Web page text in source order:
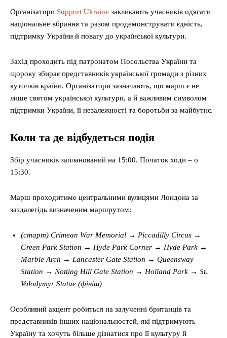
Організатори Support Ukraine закликають учасників одягати
національне вбрання та разом продемонструвати єдність,
підтримку України й повагу до української культури.
Захід проходить під патронатом Посольства України та
щороку збирає представників української громади з різних
куточків країни. Організатори зазначають, що марш є не
лише святом української культури, а й важливим символом
підтримки України, її незалежності та боротьби за майбутнє.
Коли та де відбудеться подія
Збір учасників запланований на 15:00. Початок ходи – о
15:30.
Марш проходитиме центральними вулицями Лондона за
заздалегідь визначеним маршрутом:
(старт) Crimean War Memorial → Piccadilly Circus →
Green Park Station → Hyde Park Corner → Hyde Park →
Marble Arch → Lancaster Gate Station → Queensway
Station → Notting Hill Gate Station → Holland Park → St.
Volodymyr Statue (фініш)
Особливий акцент робиться на залученні британців та
представників інших національностей, які підтримують
Україну та хочуть більше дізнатися про її культуру й